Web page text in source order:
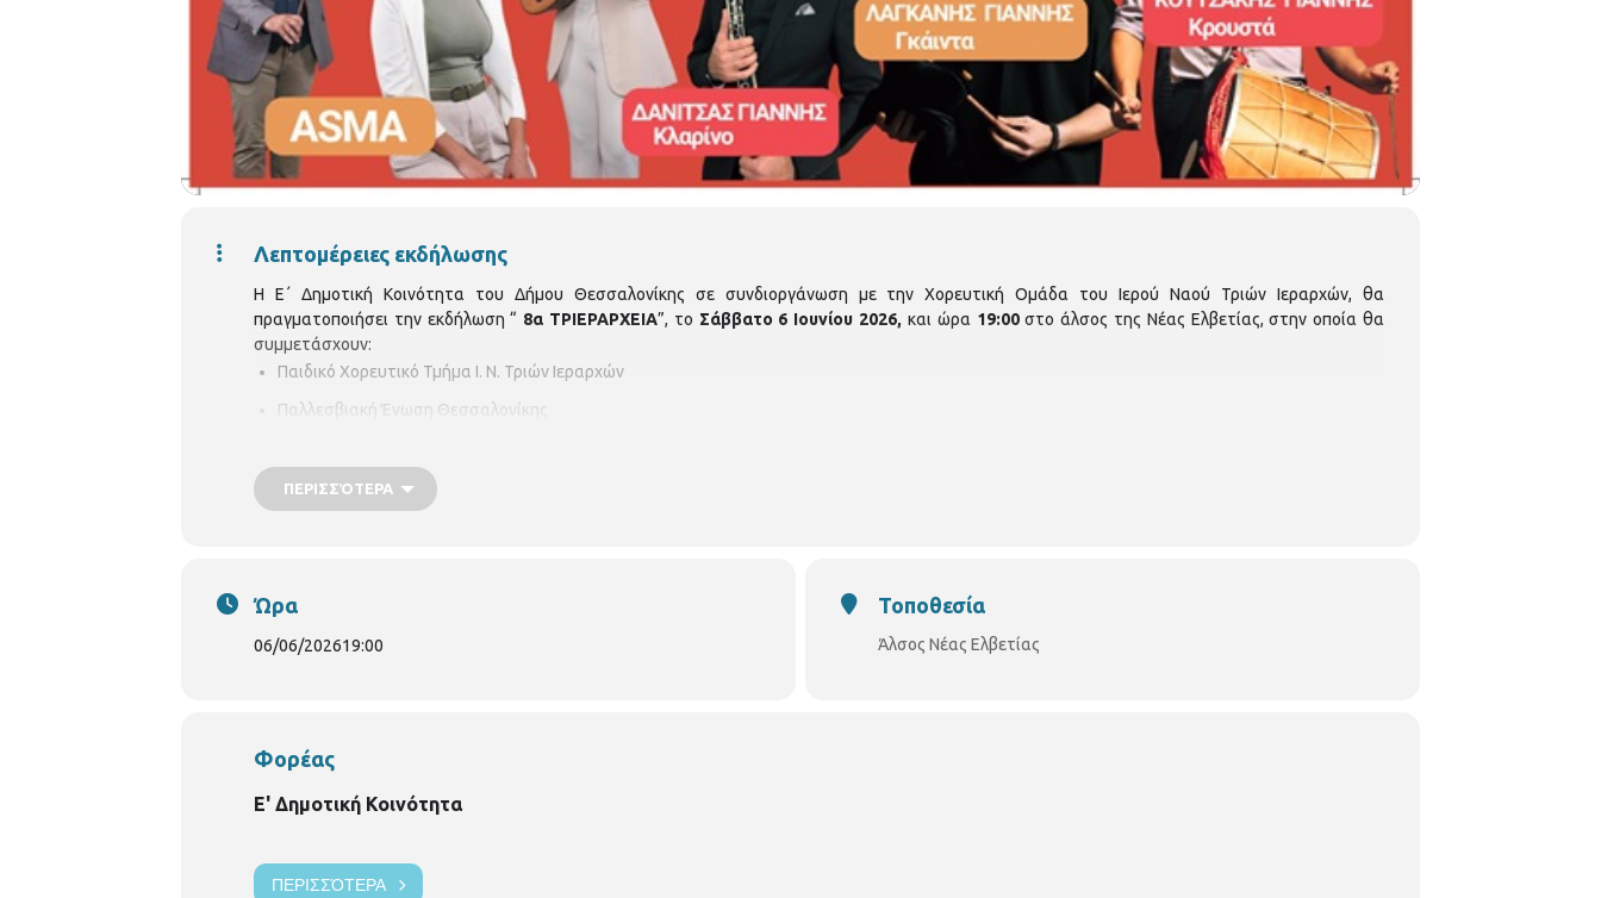
Λεπτομέρειες εκδήλωσης
Η Ε΄ Δημοτική Κοινότητα του Δήμου Θεσσαλονίκης σε συνδιοργάνωση με την Χορευτική Ομάδα του Ιερού Ναού Τριών Ιεραρχών, θα
πραγματοποιήσει την εκδήλωση “ 8α ΤΡΙΕΡΑΡΧΕΙΑ”, το Σάββατο 6 Ιουνίου 2026, και ώρα 19:00στο άλσος της Νέας Ελβετίας, στην οποία θα
συμμετάσχουν:
Παιδικό Χορευτικό Τμήμα Ι. Ν. Τριών Ιεραρχών
Παλλεσβιακή Ένωση Θεσσαλονίκης
Χορευτικό Συγκρότημα Ι. Ν. Παναγίας Φανερωμένης Θεσσαλονίκης
ΠΕΡΙΣΣΌΤΕΡΑ
Ώρα
06/06/202619:00
Τοποθεσία
Άλσος Νέας Ελβετίας
Φορέας
Ε' Δημοτική Κοινότητα
ΠΕΡΙΣΣΌΤΕΡΑ